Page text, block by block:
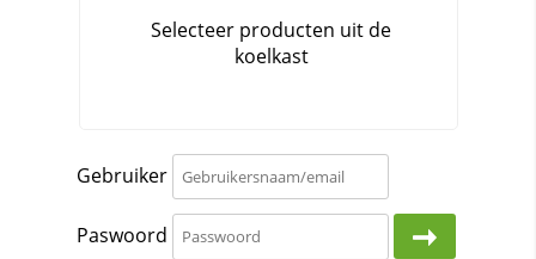
Gebruiker
Paswoord